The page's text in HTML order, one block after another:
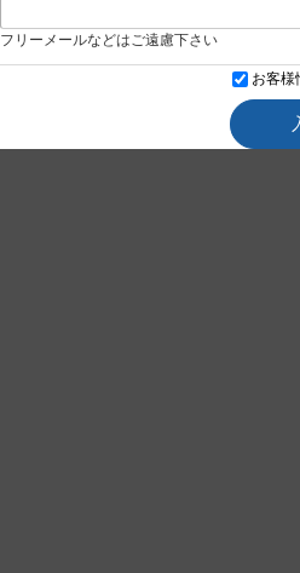
フリーメールなどはご遠慮下さい
お客様